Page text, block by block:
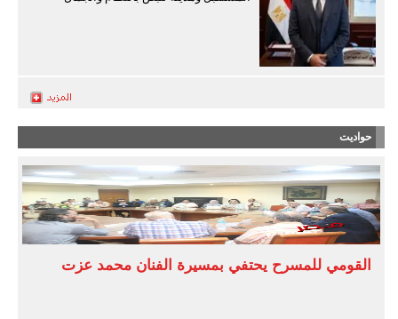
حواديت
القومي للمسرح يحتفي بمسيرة الفنان محمد عزت